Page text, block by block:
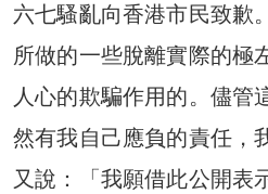
六七騷亂向香港市民致歉
所做的一些脫離實際的極
人心的欺騙作用的。儘管
然有我自己應負的責任，
又說：「我願借此公開表